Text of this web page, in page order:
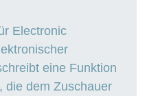
Electronic
eine Funktion
, die dem Zuschauer